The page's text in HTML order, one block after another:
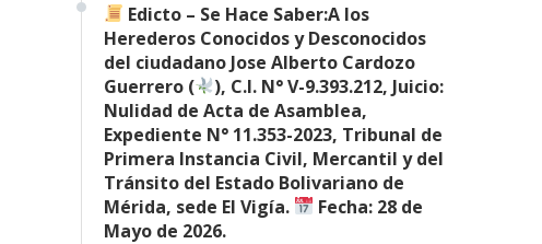
Edicto – Se Hace Saber:A los
Herederos Conocidos y Desconocidos
del ciudadano Jose Alberto Cardozo
Guerrero (
), C.I. N° V-9.393.212, Juicio:
Nulidad de Acta de Asamblea,
Expediente N° 11.353-2023, Tribunal de
Primera Instancia Civil, Mercantil y del
Tránsito del Estado Bolivariano de
Mérida, sede El Vigía.
Fecha: 28 de
Mayo de 2026.